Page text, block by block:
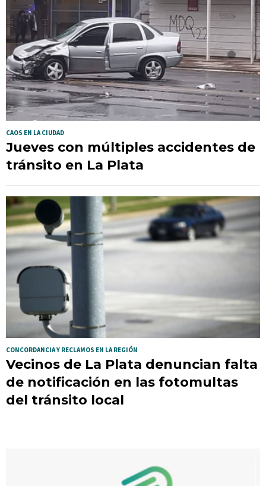
CAOS EN LA CIUDAD
Jueves con múltiples accidentes de
tránsito en La Plata
CONCORDANCIA Y RECLAMOS EN LA REGIÓN
Vecinos de La Plata denuncian falta
de notificación en las fotomultas
del tránsito local